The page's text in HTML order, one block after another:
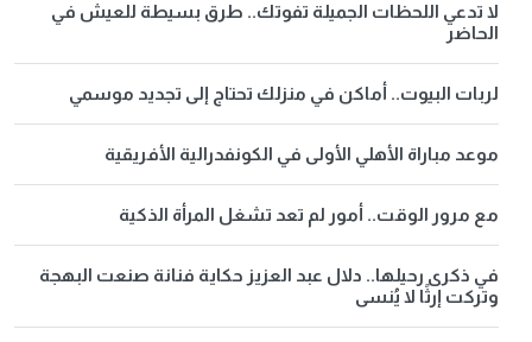
لا تدعي اللحظات الجميلة تفوتك.. طرق بسيطة للعيش في
الحاضر
لربات البيوت.. أماكن في منزلك تحتاج إلى تجديد موسمي
موعد مباراة الأهلي الأولى في الكونفدرالية الأفريقية
مع مرور الوقت.. أمور لم تعد تشغل المرأة الذكية
في ذكرى رحيلها.. دلال عبد العزيز حكاية فنانة صنعت البهجة
وتركت إرثًا لا يُنسى